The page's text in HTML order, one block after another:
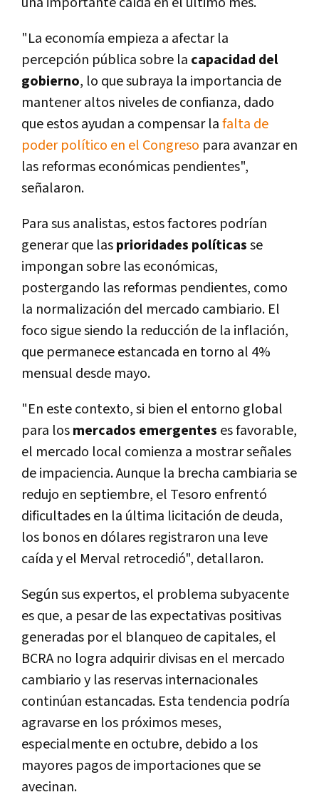
"La economía empieza a afectar la
percepción pública sobre la capacidad del
gobierno, lo que subraya la importancia de
mantener altos niveles de confianza, dado
que estos ayudan a compensar lafalta de
poder político en el Congreso para avanzar en
las reformas económicas pendientes",
señalaron.
Para sus analistas, estos factores podrían
generar que lasprioridades políticasse
impongan sobre las económicas,
postergando las reformas pendientes, como
la normalización del mercado cambiario. El
foco sigue siendo la reducción de la inflación,
que permanece estancada en torno al 4%
mensual desde mayo.
"En este contexto, si bien el entorno global
para losmercados emergentes es favorable,
el mercado local comienza a mostrar señales
de impaciencia. Aunque la brecha cambiaria se
redujo en septiembre, el Tesoro enfrentó
dificultades en la última licitación de deuda,
los bonos en dólares registraron una leve
caída y el Merval retrocedió", detallaron.
Según sus expertos, el problema subyacente
es que, a pesar de las expectativas positivas
generadas por el blanqueo de capitales, el
BCRA no logra adquirir divisas en el mercado
cambiario y las reservas internacionales
continúan estancadas. Esta tendencia podría
agravarse en los próximos meses,
especialmente en octubre, debido a los
mayores pagos de importaciones que se
avecinan.